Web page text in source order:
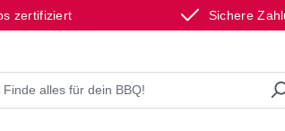
zertifiziert Sichere